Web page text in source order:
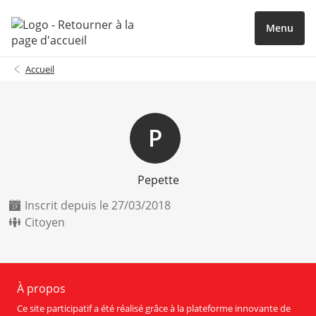
Menu
Accueil
P
Pepette
Inscrit depuis le 27/03/2018
Citoyen
À propos
Ce site participatif a été réalisé grâce à la plateforme innovante de